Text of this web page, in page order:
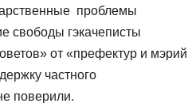
проблемы
свободы гэкачеписты
от «префектур и
частного
поверили.